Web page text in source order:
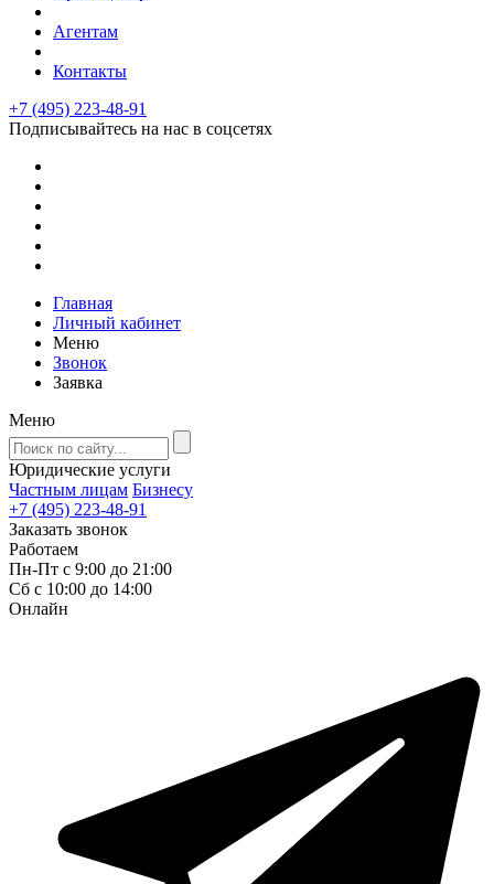
Агентам
Контакты
+7 (495) 223-48-91
Подписывайтесь на нас в соцсетях
Главная
Личный кабинет
Меню
Звонок
Заявка
Меню
Юридические услуги
Частным лицам Бизнесу
+7 (495) 223-48-91
Заказать звонок
Работаем
Пн-Пт с 9:00 до 21:00
Сб с 10:00 до 14:00
Онлайн